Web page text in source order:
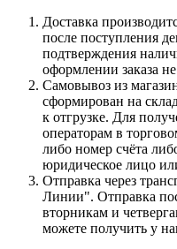
Доставка
после поступления
подтверждения
оформлении заказа
Самовывоз из
сформирован на
к отгрузке. Для
операторам в
либо номер счёта
юридическое лицо
Отправка через
Линии". Отправка
вторникам и
можете получить у